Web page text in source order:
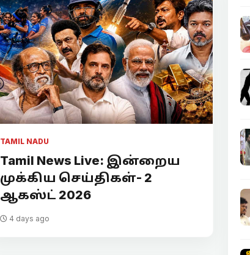
TAMIL NADU
Tamil News Live: இன்றைய
முக்கிய செய்திகள்- 2
ஆகஸ்ட் 2026
4 days ago